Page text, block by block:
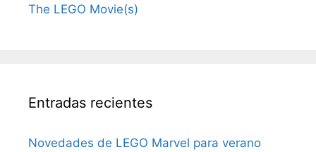
The LEGO Movie(s)
Entradas recientes
Novedades de LEGO Marvel para verano